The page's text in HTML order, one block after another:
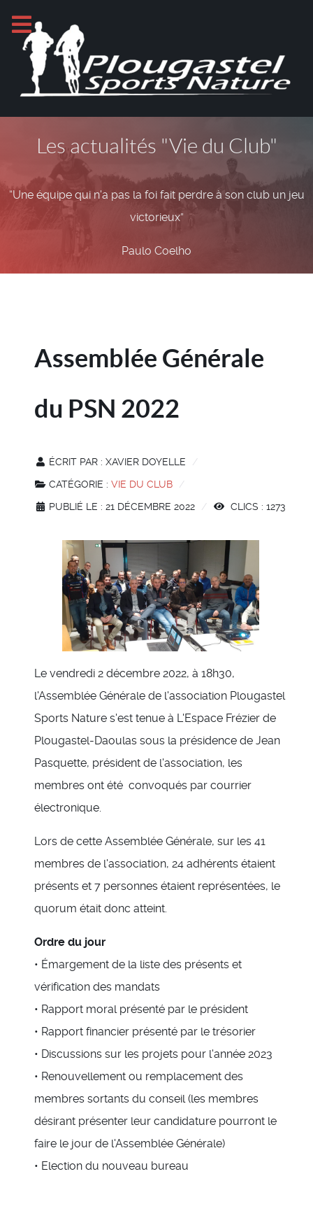
Les actualités "Vie du Club"
“Une équipe qui n'a pas la foi fait perdre à son club un jeu
victorieux”
Paulo Coelho
Assemblée Générale
du PSN 2022
ÉCRIT PAR : XAVIER DOYELLE
CATÉGORIE : VIE DU CLUB
PUBLIÉ LE : 21 DÉCEMBRE 2022
CLICS : 1273
Le vendredi 2 décembre 2022, à 18h30,
l'Assemblée Générale de l'association Plougastel
Sports Nature s'est tenue à L'Espace Frézier de
Plougastel-Daoulas sous la présidence de Jean
Pasquette, président de l'association, les
membres ont été convoqués par courrier
électronique.
Lors de cette Assemblée Générale, sur les 41
membres de l'association, 24 adhérents étaient
présents et 7 personnes étaient représentées, le
quorum était donc atteint.
Ordre du jour
• Émargement de la liste des présents et
vérification des mandats
• Rapport moral présenté par le président
• Rapport financier présenté par le trésorier
• Discussions sur les projets pour l'année 2023
• Renouvellement ou remplacement des
membres sortants du conseil (les membres
désirant présenter leur candidature pourront le
faire le jour de l'Assemblée Générale)
• Election du nouveau bureau